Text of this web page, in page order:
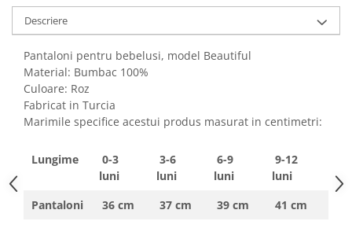
Descriere
Pantaloni pentru bebelusi, model Beautiful
Material: Bumbac 100%
Culoare: Roz
Fabricat in Turcia
Marimile specifice acestui produs masurat in centimetri:
Lungime
0-3
luni
3-6
luni
6-9
luni
9-12
luni
Pantaloni
36 cm 37 cm 39 cm 41 cm